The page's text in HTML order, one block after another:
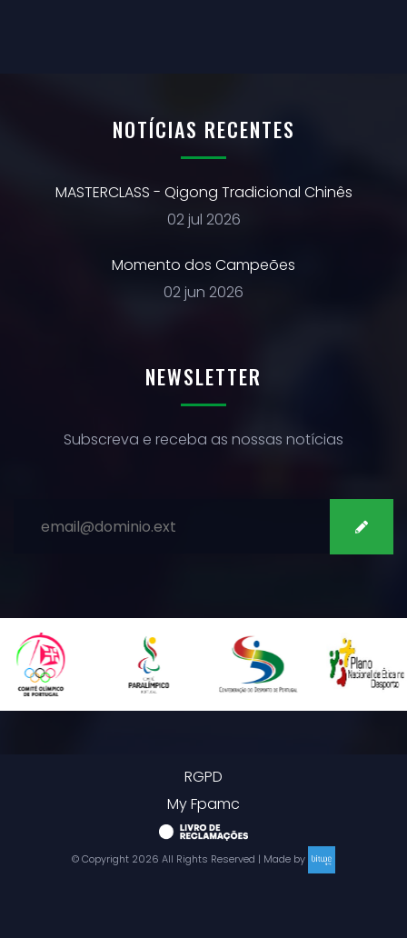
NOTÍCIAS RECENTES
MASTERCLASS - Qigong Tradicional Chinês
02 jul 2026
Momento dos Campeões
02 jun 2026
NEWSLETTER
Subscreva e receba as nossas notícias
RGPD
My Fpamc
© Copyright 2026 All Rights Reserved | Made by